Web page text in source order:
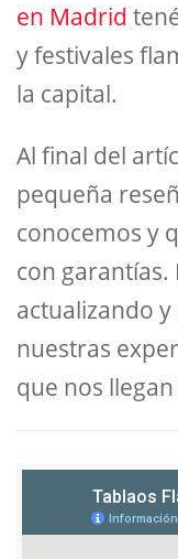
en Madrid
y festivales
la capital.
Al final del
pequeña
conocemos y
con
actualizando
nuestras
que nos